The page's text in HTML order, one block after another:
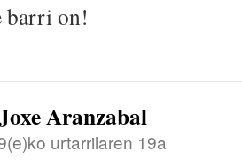
barri on!
Aranzabal
urtarrilaren 19a